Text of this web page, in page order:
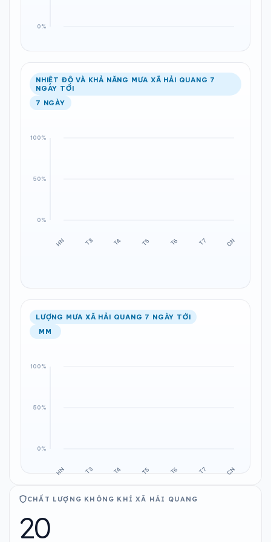
NHIỆT ĐỘ VÀ KHẢ NĂNG MƯA XÃ HẢI QUANG 7
NGÀY TỚI
7 NGÀY
LƯỢNG MƯA XÃ HẢI QUANG 7 NGÀY TỚI
MM
CHẤT LƯỢNG KHÔNG KHÍ XÃ HẢI QUANG
20